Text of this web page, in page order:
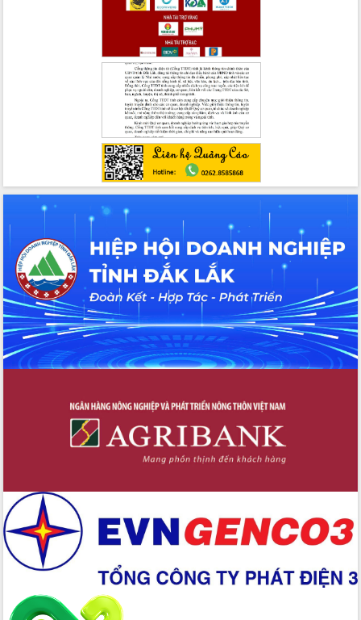
du khách thông qua Hệ thống cơ sở dữ
Tập huấn ứng dụng trí tuệ nhân tạo (AI)
trong thương mại điện tử năm 2026
Đoàn đại biểu Quốc hội tỉnh Đắk Lắk
trao đổi thông tin trước Kỳ họp thứ
Quyết liệt cải cách hành chính, khơi
thông nguồn lực phát triển
Nâng cao hiệu lực, hiệu quả HĐND
tỉnh thông qua hiện đại hóa hành chính
Xã Ea Phê gắn cải cách hành chính với
chuyển đổi số
Phó Chủ tịch Thường trực UBND tỉnh
Hồ Thị Nguyên Thảo làm việc tại Trung
tâm Phục vụ hành chính công xã Ea
Phê
Xây dựng nền hành chính số đồng
hành cùng nông dân dân, doanh nghiệp
Giai đoạn 2026-2030, Đắk Lắk phấn
đấu có 77% xã đạt chuẩn nông thôn
Chuyển đổi số 'mở đường' cho nông
nghiệp Đắk Lắk tăng trưởng bứt phá
Triển khai đồng bộ đo đạc, lập hồ sơ
địa chính, hoàn thiện cơ sở dữ liệu đất
Ứng dụng sinh trắc học - Bước tiến
trong hành trình chuyển đổi số tại Đắk
Lắk
Đắk Lắk nâng cao hiệu quả công tác
Đảng từ Sổ tay đảng viên điện tử
Đắk Lắk đẩy mạnh nuôi biển công
nghệ, hướng tới phát triển thủy sản
bền vững